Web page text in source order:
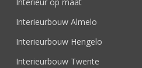
Interieurbouw Almelo
Interieurbouw Hengelo
Interieurbouw Twente